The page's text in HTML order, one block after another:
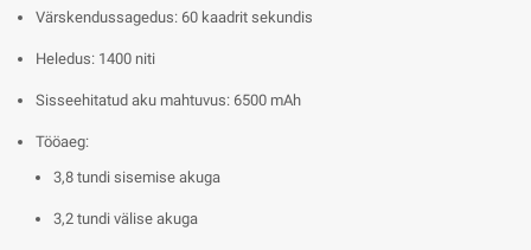
Värskendussagedus: 60 kaadrit sekundis
Heledus: 1400 niti
Sisseehitatud aku mahtuvus: 6500 mAh
Tööaeg:
3,8 tundi sisemise akuga
3,2 tundi välise akuga